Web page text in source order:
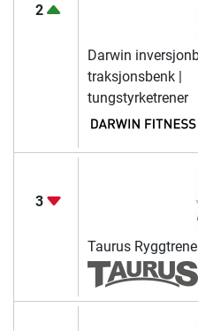
2
Darwin
traksjonsbenk |
tungstyrketrener
3
Taurus